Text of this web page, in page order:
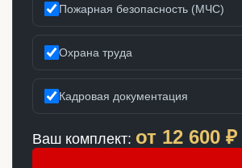
Пожарная безопасность (МЧС)
Охрана труда
Кадровая документация
Ваш комплект: от 12 600 ₽